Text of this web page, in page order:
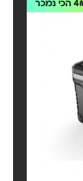
4#הכי נמכר